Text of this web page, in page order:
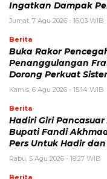
Ingatkan Dampak
Jumat, 7 Agu 2026 - 16:03 WIB
Berita
Buka Rakor
Penanggulangan
Dorong Perkuat
Kamis, 6 Agu 2026 - 15:14 WIB
Berita
Hadiri Giri Pancasuar
Bupati Fandi
Pers Untuk Hadir
Rabu, 5 Agu 2026 - 18:27 WIB